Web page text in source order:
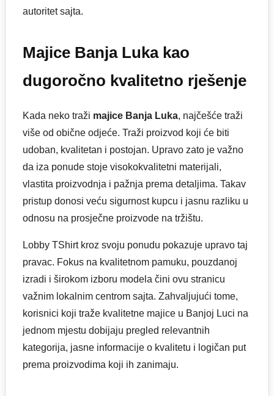
autoritet sajta.
Majice Banja Luka kao
dugoročno kvalitetno rješenje
Kada neko traži majice Banja Luka, najčešće traži
više od obične odjeće. Traži proizvod koji će biti
udoban, kvalitetan i postojan. Upravo zato je važno
da iza ponude stoje visokokvalitetni materijali,
vlastita proizvodnja i pažnja prema detaljima. Takav
pristup donosi veću sigurnost kupcu i jasnu razliku u
odnosu na prosječne proizvode na tržištu.
Lobby TShirt kroz svoju ponudu pokazuje upravo taj
pravac. Fokus na kvalitetnom pamuku, pouzdanoj
izradi i širokom izboru modela čini ovu stranicu
važnim lokalnim centrom sajta. Zahvaljujući tome,
korisnici koji traže kvalitetne majice u Banjoj Luci na
jednom mjestu dobijaju pregled relevantnih
kategorija, jasne informacije o kvalitetu i logičan put
prema proizvodima koji ih zanimaju.